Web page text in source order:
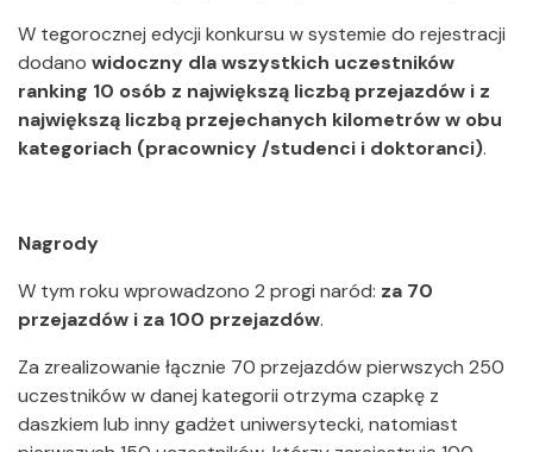
W tegorocznej edycji konkursu w systemie do rejestracji
dodano widoczny dla wszystkich uczestników
ranking 10 osób z największą liczbą przejazdów i z
największą liczbą przejechanych kilometrów w obu
kategoriach (pracownicy /studenci i doktoranci).
Nagrody
W tym roku wprowadzono 2 progi naród: za 70
przejazdów i za 100 przejazdów.
Za zrealizowanie łącznie 70 przejazdów pierwszych 250
uczestników w danej kategorii otrzyma czapkę z
daszkiem lub inny gadżet uniwersytecki, natomiast